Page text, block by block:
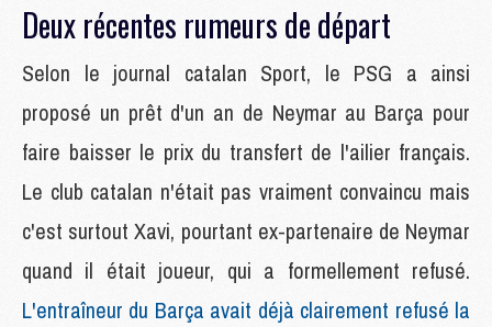
Deux récentes rumeurs de départ
Selon le journal catalan Sport, le PSG a ainsi
proposé un prêt d'un an de Neymar au Barça pour
faire baisser le prix du transfert de l'ailier français.
Le club catalan n'était pas vraiment convaincu mais
c'est surtout Xavi, pourtant ex-partenaire de Neymar
quand il était joueur, qui a formellement refusé.
L'entraîneur du Barça avait déjà clairement refusé la